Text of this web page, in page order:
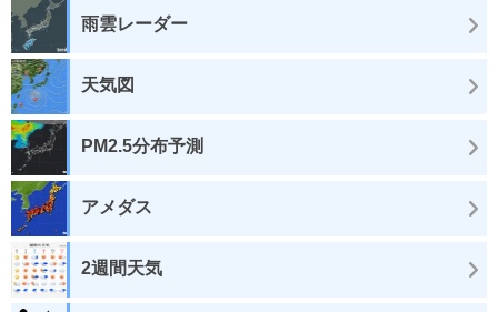
雨雲レーダー
天気図
PM2.5分布予測
アメダス
2週間天気